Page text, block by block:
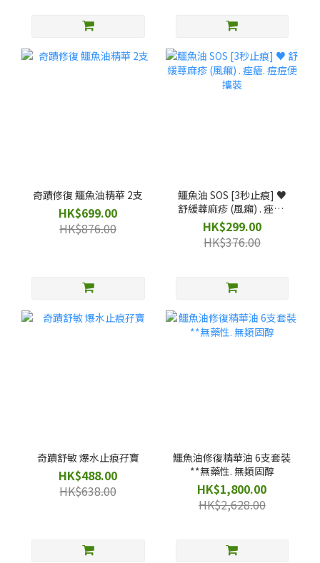
奇蹟修復 鱷魚油精華 2支
HK$699.00
HK$876.00
鱷魚油 SOS [3秒止痕] ♥️
舒緩蕁麻疹 (風癩) . 痤瘡.
痘痘便攜裝
HK$299.00
HK$376.00
奇蹟舒敏 爆水止痕孖寶
HK$488.00
HK$638.00
鱷魚油修復精華油 6支套裝
**無藥性. 無類固醇
HK$1,800.00
HK$2,628.00